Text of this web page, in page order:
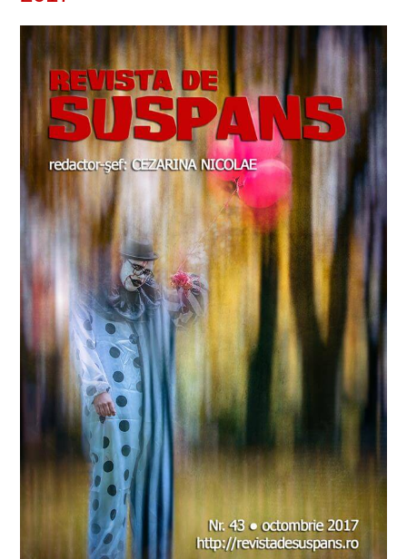
VIZIUNI ȘI SPECTRE
CONTRAPAGINI
CARTE & FILM
SUSPANS
NUMĂRUL 48 /
MARTIE 2018
NUMĂRUL 49 /
APRILIE 2018